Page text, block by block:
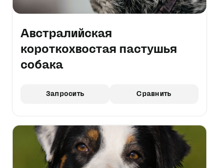
Австралийская
короткохвостая пастушья
собака
Запросить Сравнить